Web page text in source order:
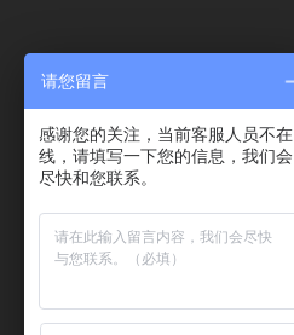
请您留言
感谢您的关注，当前客服人员不在
线，请填写一下您的信息，我们会
尽快和您联系。